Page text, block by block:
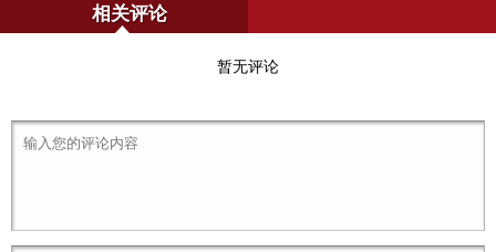
相关评论
暂无评论